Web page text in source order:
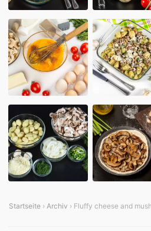
Startseite› Archiv › Fluffy cheese and